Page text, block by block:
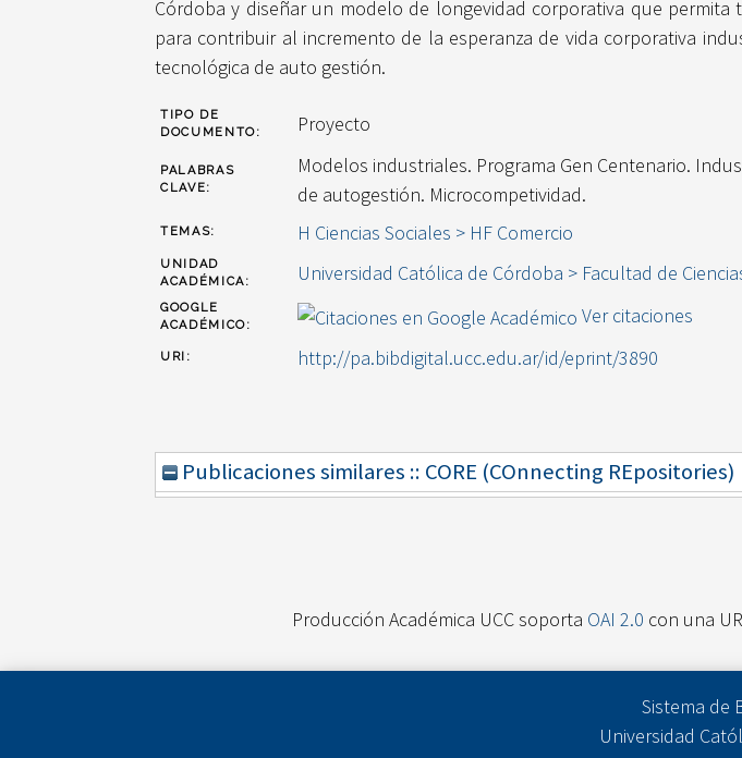
Córdoba y diseñar un modelo de longevidad corporativa que
para contribuir al incremento de la esperanza de vida corporativa
tecnológica de auto gestión.
TIPO DE
DOCUMENTO:
Proyecto
PALABRAS
CLAVE:
Modelos industriales. Programa Gen Centenario.
de autogestión. Microcompetividad.
TEMAS: H Ciencias Sociales > HF Comercio
UNIDAD
ACADÉMICA:
Universidad Católica de Córdoba > Facultad de
GOOGLE
ACADÉMICO:
Ver citaciones
URI: http://pa.bibdigital.ucc.edu.ar/id/eprint/3890
Publicaciones similares :: CORE (COnnecting REpositories)
Producción Académica UCC soporta OAI 2.0 con una
Sistema de
Universidad